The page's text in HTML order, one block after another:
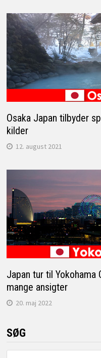
Osaka Japan tilbyder
kilder
12. august 2021
Japan tur til Yokohama
mange ansigter
20. maj 2022
SØG